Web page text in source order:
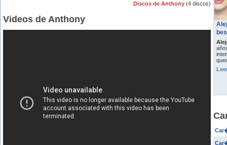
Discos de Anthony (4 discos)
Videos de Anthony